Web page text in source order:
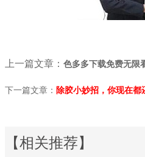
上一篇文章： 色多多下载免费无限
下一篇文章： 除胶小妙招，你现在都
【相关推荐】